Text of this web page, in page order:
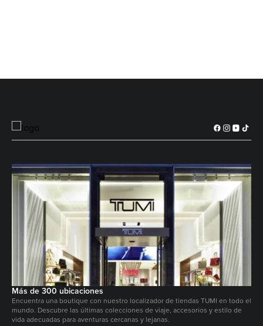
Más de 300 ubicaciones
Encuentra una boutique con nuestro localizador de tiendas TUMI en todo el
mundo. Descubre las últimas colecciones de viaje, accesorios y estilo de
vida adecuadas para aventuras cercanas y lejanas.